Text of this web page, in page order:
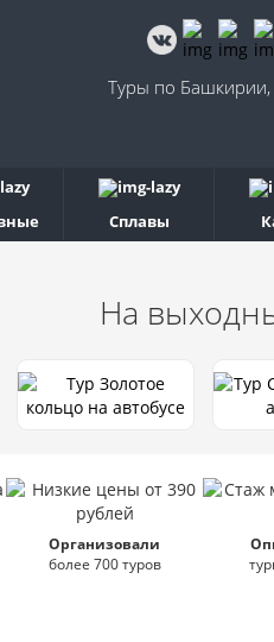
Туры по
Сплавы
На
Организовали
более 700 туров